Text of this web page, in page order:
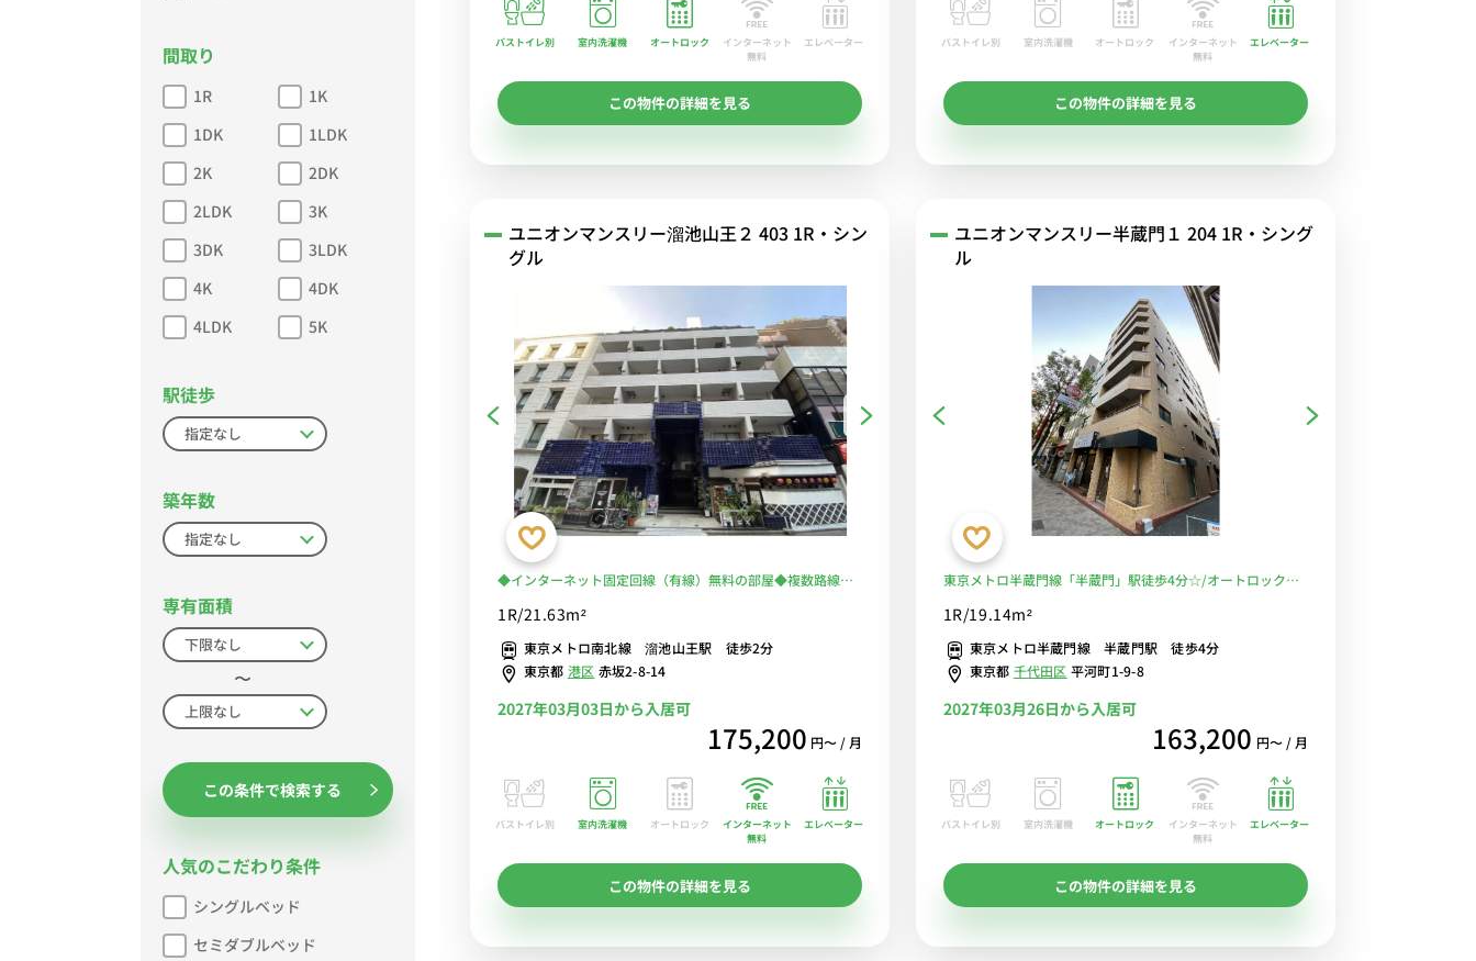
バストイレ別 室内洗濯機 オートロック
インターネット
無料
エレベーター
この物件の詳細を見る
バストイレ別 室内洗濯機 オートロック
インターネット
無料
エレベーター
この物件の詳細を見る
ユニオンマンスリー溜池山王２ 403 1R・シン
グル
◆インターネット固定回線（有線）無料の部屋◆複数路線利
ニ至近で便利♪
1R/21.63m²
東京メトロ南北線 溜池山王駅 徒歩2分
東京都 港区 赤坂2-8-14
2027年03月03日から入居可
175,200 円〜 / 月
バストイレ別 室内洗濯機 オートロック
インターネット
無料
エレベーター
この物件の詳細を見る
ユニオンマンスリー半蔵門１ 204 1R・シング
ル
東京メトロ半蔵門線「半蔵門」駅徒歩4分☆/オートロック付
♪/■選べるWi-Fi格安レンタル中！
1R/19.14m²
東京メトロ半蔵門線 半蔵門駅 徒歩4分
東京都 千代田区 平河町1-9-8
2027年03月26日から入居可
163,200 円〜 / 月
バストイレ別 室内洗濯機 オートロック
インターネット
無料
エレベーター
この物件の詳細を見る
間取り
1R
1K
1DK
1LDK
2K
2DK
2LDK
3K
3DK
3LDK
4K
4DK
4LDK
5K
駅徒歩
築年数
専有面積
〜
この条件で検索する
人気のこだわり条件
シングルベッド
セミダブルベッド